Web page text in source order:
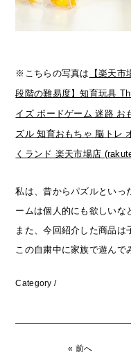
※こちらの写真は
【楽天
段階の難易度】知育玩具
イズ ボードゲーム 迷路 お
ズル 知育おもちゃ 脳トレ
くランド 楽天市場店
私は、昔からパズルといっ
ームは個人的にも欲しいな
また、今回紹介した商品は
この自粛中に家族で遊んで
Category /
« 前へ